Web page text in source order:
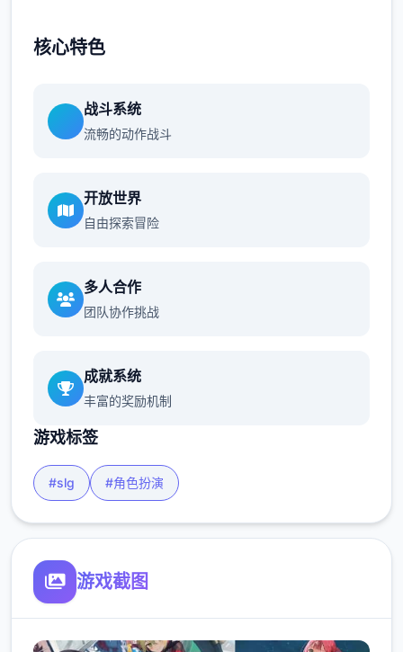
核心特色
战斗系统
流畅的动作战斗
开放世界
自由探索冒险
多人合作
团队协作挑战
成就系统
丰富的奖励机制
游戏标签
#slg #角色扮演
游戏截图